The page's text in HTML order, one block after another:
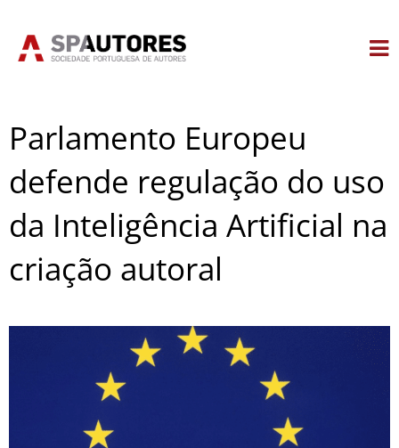
Parlamento Europeu
defende regulação do uso
da Inteligência Artificial na
criação autoral